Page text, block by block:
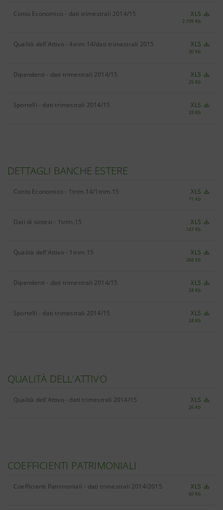
Conto Economico - dati trimestrali 2014/15 XLS
2.109 Kb
Qualità dell'Attivo - 4trim.14/dati trimestrali 2015 XLS
30 Kb
Dipendenti - dati trimestrali 2014/15 XLS
25 Kb
Sportelli - dati trimestrali 2014/15 XLS
33 Kb
DETTAGLI BANCHE ESTERE
Conto Economico - 1trim.14/1trim.15 XLS
71 Kb
Dati di sintesi - 1trim.15 XLS
147 Kb
Qualità dell'Attivo - 1trim.15 XLS
268 Kb
Dipendenti - dati trimestrali 2014/15 XLS
24 Kb
Sportelli - dati trimestrali 2014/15 XLS
24 Kb
QUALITÀ DELL'ATTIVO
Qualità dell'Attivo - dati trimestrali 2014/15 XLS
26 Kb
COEFFICIENTI PATRIMONIALI
Coefficienti Patrimoniali - dati trimestrali 2014/2015 XLS
60 Kb